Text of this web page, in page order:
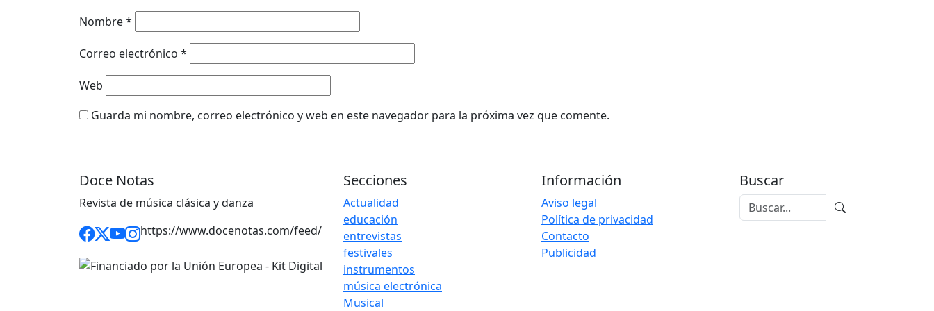
Nombre*
Correo electrónico *
Web
Guarda mi nombre, correo electrónico y web en este navegador para la próxima vez que comente.
Doce Notas
Revista de música clásica y danza
https://www.docenotas.com/feed/
Secciones
Actualidad
educación
entrevistas
festivales
instrumentos
música electrónica
Musical
Información
Aviso legal
Política de privacidad
Contacto
Publicidad
Buscar